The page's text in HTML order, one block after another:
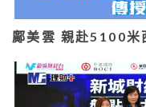
鄺美雲 親赴5100